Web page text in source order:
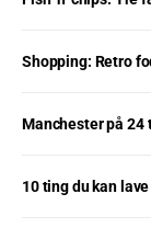
Shopping: Retro
Manchester på 24
10 ting du kan